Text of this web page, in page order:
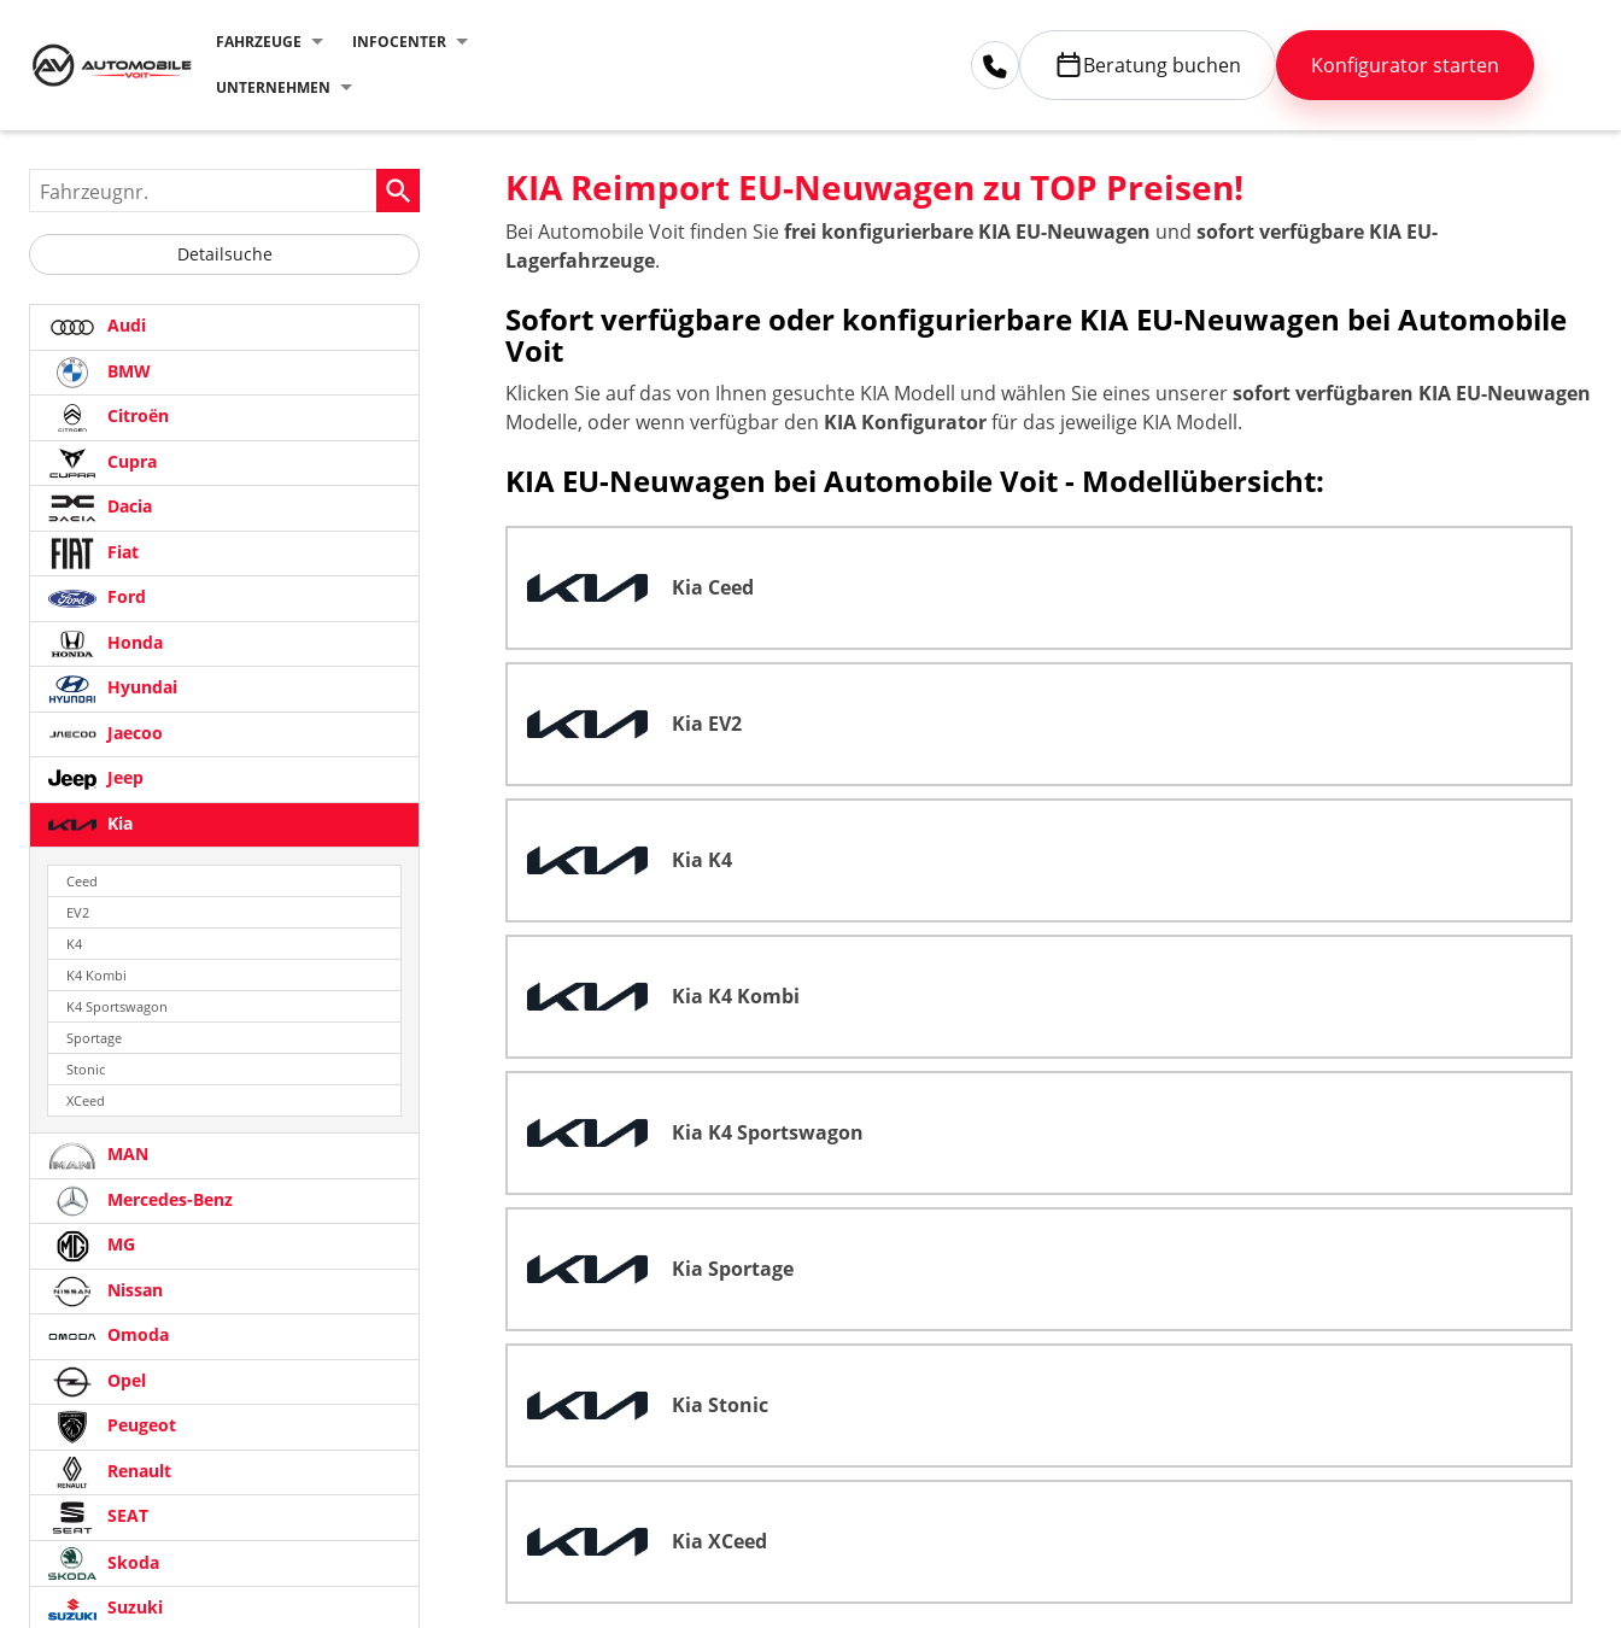
FAHRZEUGE INFOCENTER
UNTERNEHMEN
Beratung buchen Konfigurator starten
KIA Reimport EU-Neuwagen zu TOP Preisen!
Bei Automobile Voit finden Siefrei konfigurierbare KIA EU-Neuwagen undsofort verfügbare KIA EU-
Lagerfahrzeuge.
Sofort verfügbare oder konfigurierbare KIA EU-Neuwagen bei Automobile
Voit
Klicken Sie auf das von Ihnen gesuchte KIA Modell und wählen Sie eines unserersofort verfügbaren KIA EU-Neuwagen
Modelle, oder wenn verfügbar den KIA Konfiguratorfür das jeweilige KIA Modell.
KIA EU-Neuwagen bei Automobile Voit - Modellübersicht:
Kia Ceed
Kia EV2
Kia K4
Kia K4 Kombi
Kia K4 Sportswagon
Kia Sportage
Kia Stonic
Kia XCeed
Fahrzeugnr.
Detailsuche
Audi
BMW
Citroën
Cupra
Dacia
Fiat
Ford
Honda
Hyundai
Jaecoo
Jeep
Kia
Ceed
EV2
K4
K4 Kombi
K4 Sportswagon
Sportage
Stonic
XCeed
MAN
Mercedes-Benz
MG
Nissan
Omoda
Opel
Peugeot
Renault
SEAT
Skoda
Suzuki